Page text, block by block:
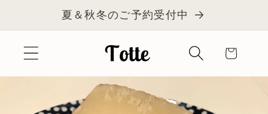
進む
夏＆秋冬のご予約受付中
ー